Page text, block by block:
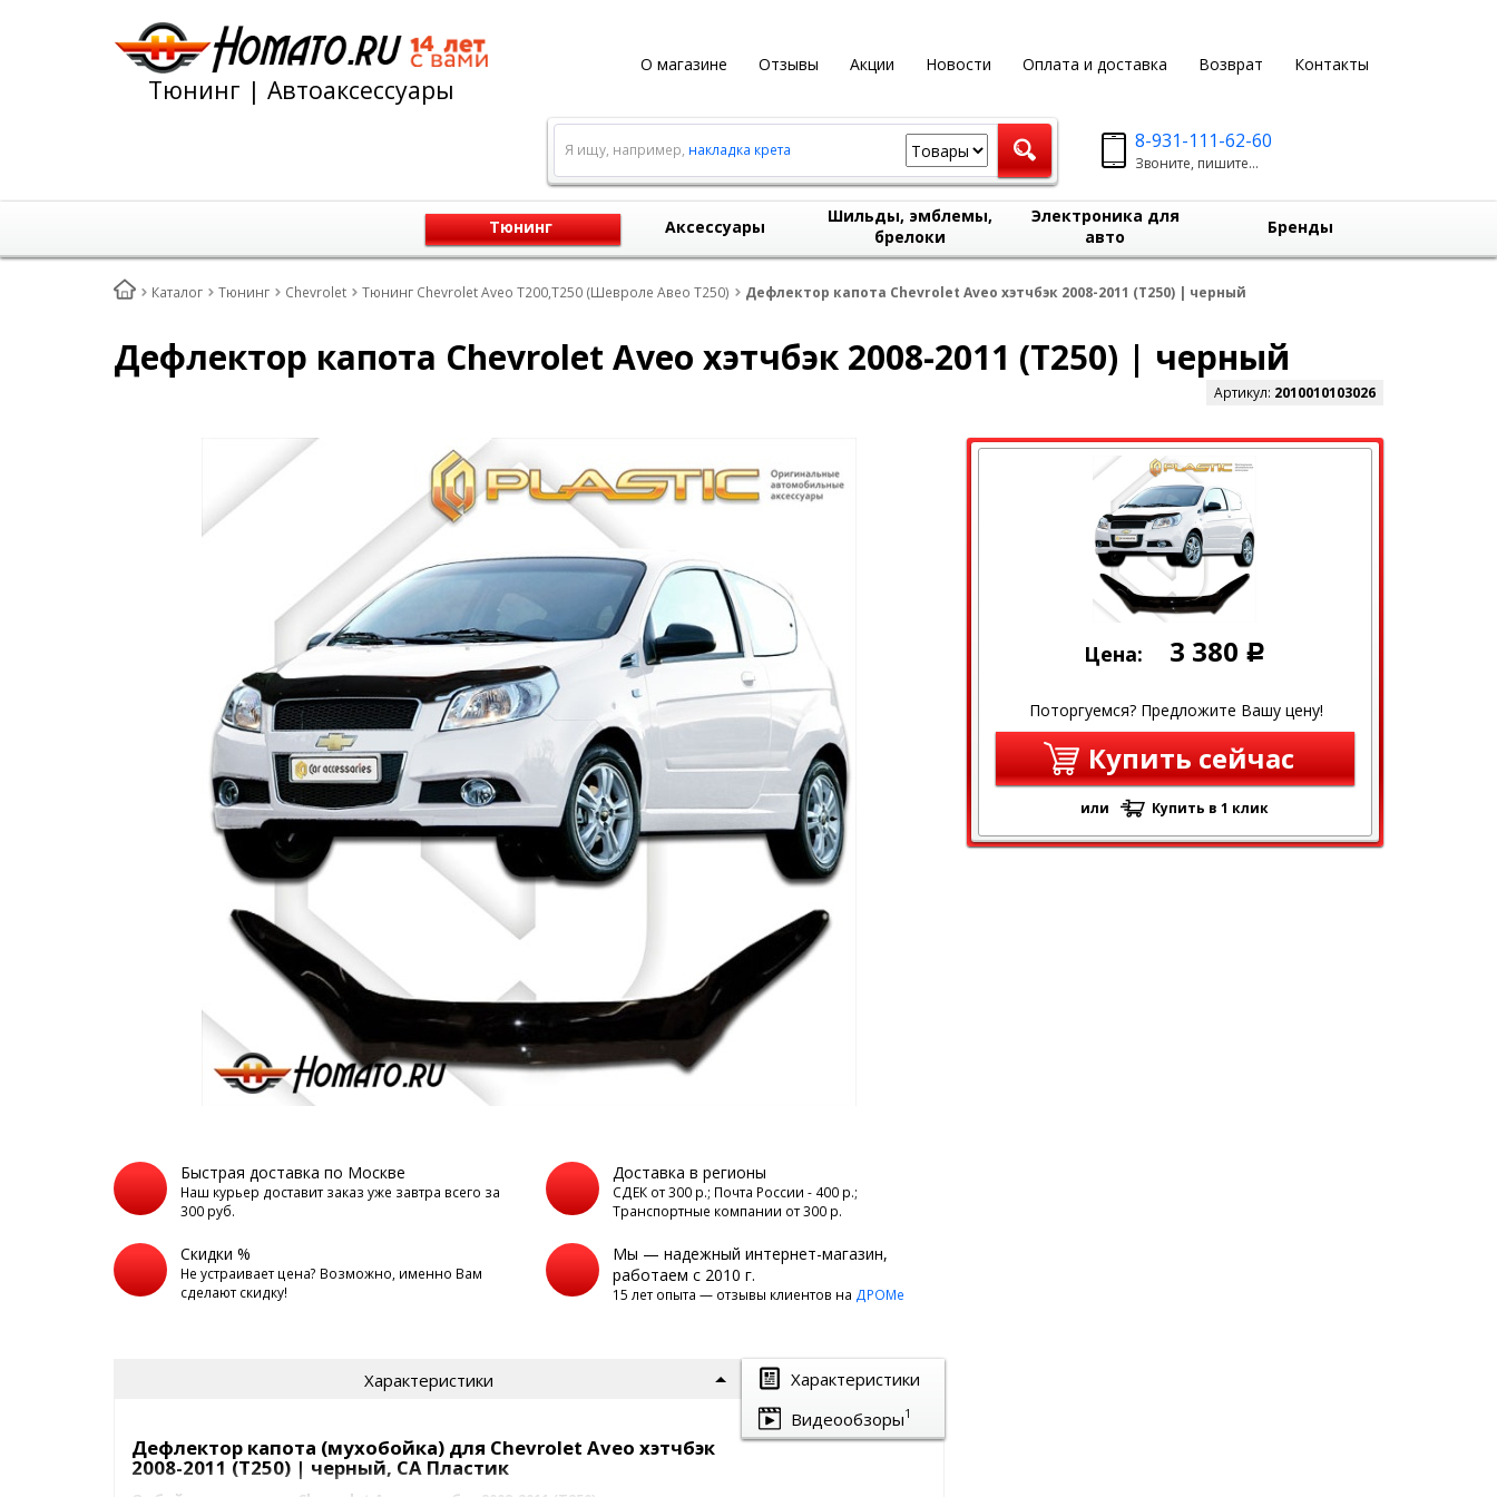
О магазине Отзывы Акции Новости Оплата и доставка Возврат Контакты
Тюнинг | Автоаксессуары
8-931-111-62-60
Звоните, пишите...
Я ищу, например, накладка крета
Тюнинг Аксессуары
Шильды, эмблемы,
брелоки
Электроника для
авто
Бренды
Каталог Тюнинг Chevrolet Тюнинг Chevrolet Aveo T200,T250 (Шевроле Авео Т250) Дефлектор капота Chevrolet Aveo хэтчбэк 2008-2011 (T250) | черный
Дефлектор капота Chevrolet Aveo хэтчбэк 2008-2011 (T250) | черный
Артикул: 2010010103026
Цена: 3 380 Р
Поторгуемся? Предложите Вашу цену!
Купить сейчас
или Купить в 1 клик
Быстрая доставка по Москве
Наш курьер доставит заказ уже завтра всего за
300 руб.
Доставка в регионы
СДЕК от 300 р.; Почта России - 400 р.;
Транспортные компании от 300 р.
Скидки %
Не устраивает цена? Возможно, именно Вам
сделают скидку!
Мы — надежный интернет-магазин,
работаем с 2010 г.
15 лет опыта — отзывы клиентов на ДРОМе
Характеристики
Видеообзоры1
Характеристики
Дефлектор капота (мухобойка) для Chevrolet Aveo хэтчбэк
2008-2011 (T250) | черный, СА Пластик